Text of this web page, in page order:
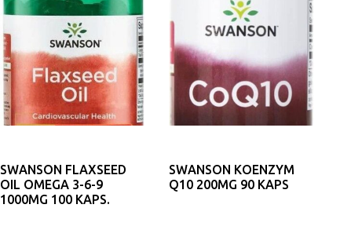
SWANSON FLAXSEED
OIL OMEGA 3-6-9
1000MG 100 KAPS.
SWANSON KOENZYM
Q10 200MG 90 KAPS